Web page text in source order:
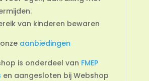
van kinderen bewaren
aanbiedingen
is onderdeel van FMEP
en aangesloten bij Webshop